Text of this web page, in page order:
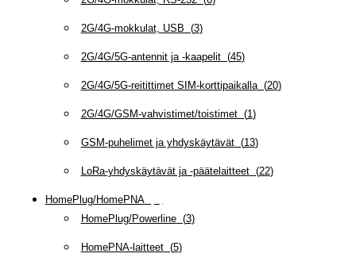
2G/4G-mokkulat, USB (3)
2G/4G/5G-antennit ja -kaapelit(45)
2G/4G/5G-reitittimet SIM-korttipaikalla(20)
2G/4G/GSM-vahvistimet/toistimet(1)
GSM-puhelimet ja yhdyskäytävät(13)
LoRa-yhdyskäytävät ja -päätelaitteet(22)
HomePlug/HomePNA(
HomePlug/Powerline(3)
HomePNA-laitteet(5)